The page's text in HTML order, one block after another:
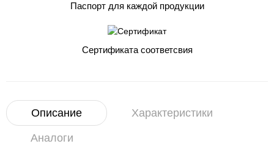
Паспорт для каждой продукции
Сертификата соответсвия
Описание Характеристики
Аналоги